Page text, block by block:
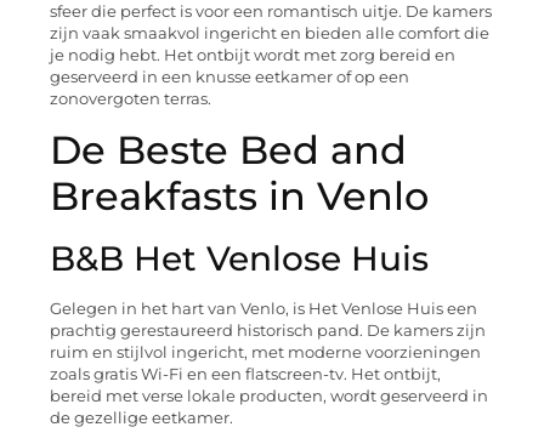
sfeer die perfect is voor een romantisch uitje. De kamers
zijn vaak smaakvol ingericht en bieden alle comfort die
je nodig hebt. Het ontbijt wordt met zorg bereid en
geserveerd in een knusse eetkamer of op een
zonovergoten terras.
De Beste Bed and
Breakfasts in Venlo
B&B Het Venlose Huis
Gelegen in het hart van Venlo, is Het Venlose Huis een
prachtig gerestaureerd historisch pand. De kamers zijn
ruim en stijlvol ingericht, met moderne voorzieningen
zoals gratis Wi-Fi en een flatscreen-tv. Het ontbijt,
bereid met verse lokale producten, wordt geserveerd in
de gezellige eetkamer.